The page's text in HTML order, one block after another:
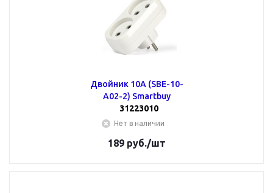
Двойник 10А (SBE-10-
A02-2) Smartbuy
31223010
Нет в наличии
189 руб./шт